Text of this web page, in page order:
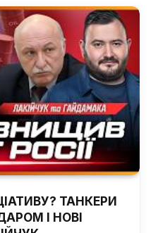
ТАНКЕРИ
І НОВІ